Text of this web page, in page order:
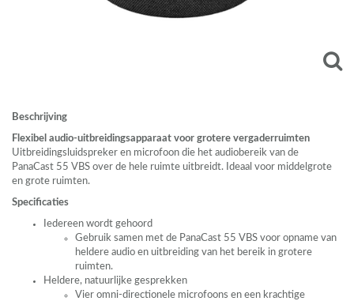
Beschrijving
Flexibel audio-uitbreidingsapparaat voor grotere vergaderruimten
Uitbreidingsluidspreker en microfoon die het audiobereik van de
PanaCast 55 VBS over de hele ruimte uitbreidt. Ideaal voor middelgrote
en grote ruimten.
Specificaties
Iedereen wordt gehoord
Gebruik samen met de PanaCast 55 VBS voor opname van
heldere audio en uitbreiding van het bereik in grotere
ruimten.
Heldere, natuurlijke gesprekken
Vier omni-directionele microfoons en een krachtige